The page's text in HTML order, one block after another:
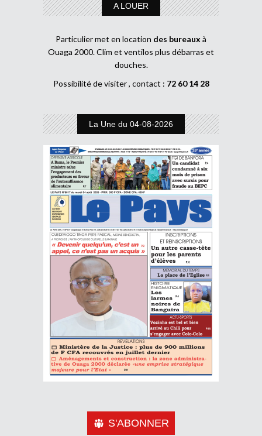
A LOUER
Particulier met en location des bureaux à
Ouaga 2000. Clim et ventilos plus débarras et
douches.
Possibilité de visiter , contact : 72 60 14 28
La Une du 04-08-2026
S'ABONNER